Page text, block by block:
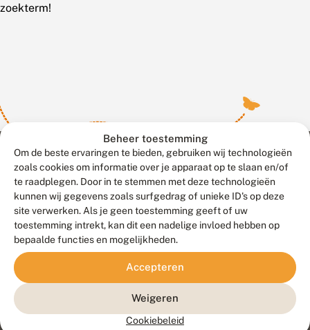
Beheer toestemming
Om de beste ervaringen te bieden, gebruiken wij technologieën
zoals cookies om informatie over je apparaat op te slaan en/of
te raadplegen. Door in te stemmen met deze technologieën
kunnen wij gegevens zoals surfgedrag of unieke ID's op deze
site verwerken. Als je geen toestemming geeft of uw
toestemming intrekt, kan dit een nadelige invloed hebben op
bepaalde functies en mogelijkheden.
Accepteren
Weigeren
Cookiebeleid
zoekterm!
Contact
Veelgestelde vragen
Doneer
Meld waarnemingen© 2026 Vlinderstichting
Duurzaam ontwikkeld door
Go2People
, ontworpen door
Blue Field Agency
Privacy
Disclaimer
Sitemap